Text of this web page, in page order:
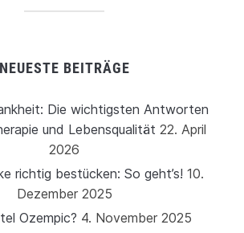
NEUESTE BEITRÄGE
Die wichtigsten Antworten
und Lebensqualität 22. April
2026
richtig bestücken: So geht’s! 10.
Dezember 2025
Ozempic? 4. November 2025